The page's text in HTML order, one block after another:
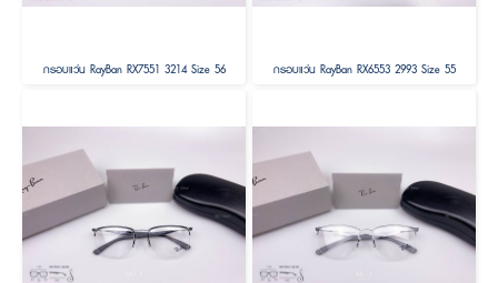
กรอบแว่น RayBan RX7551 3214 Size 56 กรอบแว่น RayBan RX6553 2993 Size 55